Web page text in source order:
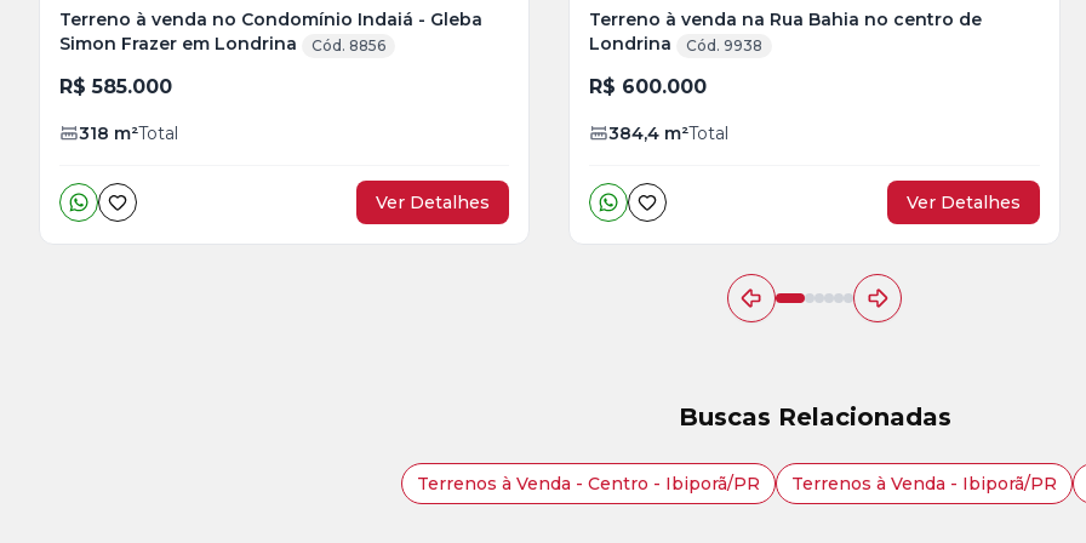
Terreno à venda no Condomínio Indaiá - Gleba
Simon Frazer em Londrina
Cód. 8856
R$ 585.000
318 m²Total
Ver Detalhes
Terreno à venda na Rua Bahia no centro de
Londrina
Cód. 9938
R$ 600.000
384,4 m²Total
Ver Detalhes
Buscas Relacionadas
Terrenos à Venda - Centro - Ibiporã/PR Terrenos à Venda - Ibiporã/PR